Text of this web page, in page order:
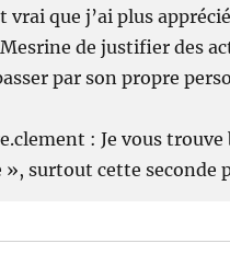
vrai que j’ai plus
de justifier des
par son propre
: Je vous trouve
», surtout cette seconde